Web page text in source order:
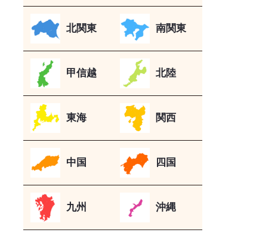
北関東 南関東
甲信越 北陸
東海 関西
中国 四国
九州 沖縄